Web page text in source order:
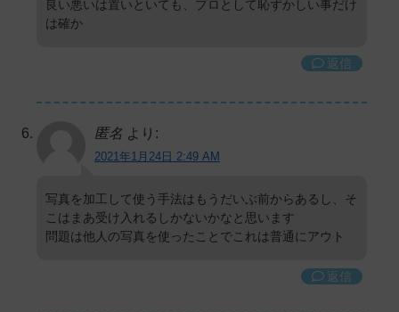
良い悪いは置いといても、プロとして恥ずかしい事だけ
は確か
返信
匿名 より:
2021年1月24日 2:49 AM
写真を加工して使う手法はもうだいぶ前からあるし、そ
こはまあ受け入れるしかないかなと思います
問題は他人の写真を使ったことでこれは普通にアウト
返信